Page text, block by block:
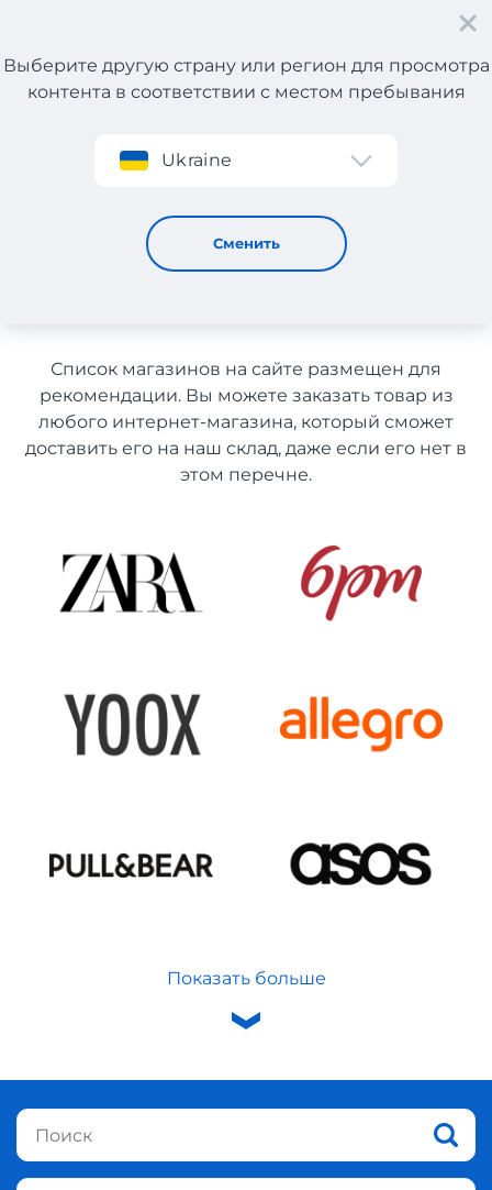
Регистрация
Выберите другую страну или регион для просмотра
контента в соответствии с местом пребывания
Ukraine
Сменить
Женские и мужские аксессуары с Греции с доставкой в
Узбекистан
Женские и мужские
аксессуары с Греции с
Список магазинов на сайте размещен для
рекомендации. Вы можете заказать товар из
любого интернет-магазина, который сможет
доставить его на наш склад, даже если его нет в
этом перечне.
Показать больше